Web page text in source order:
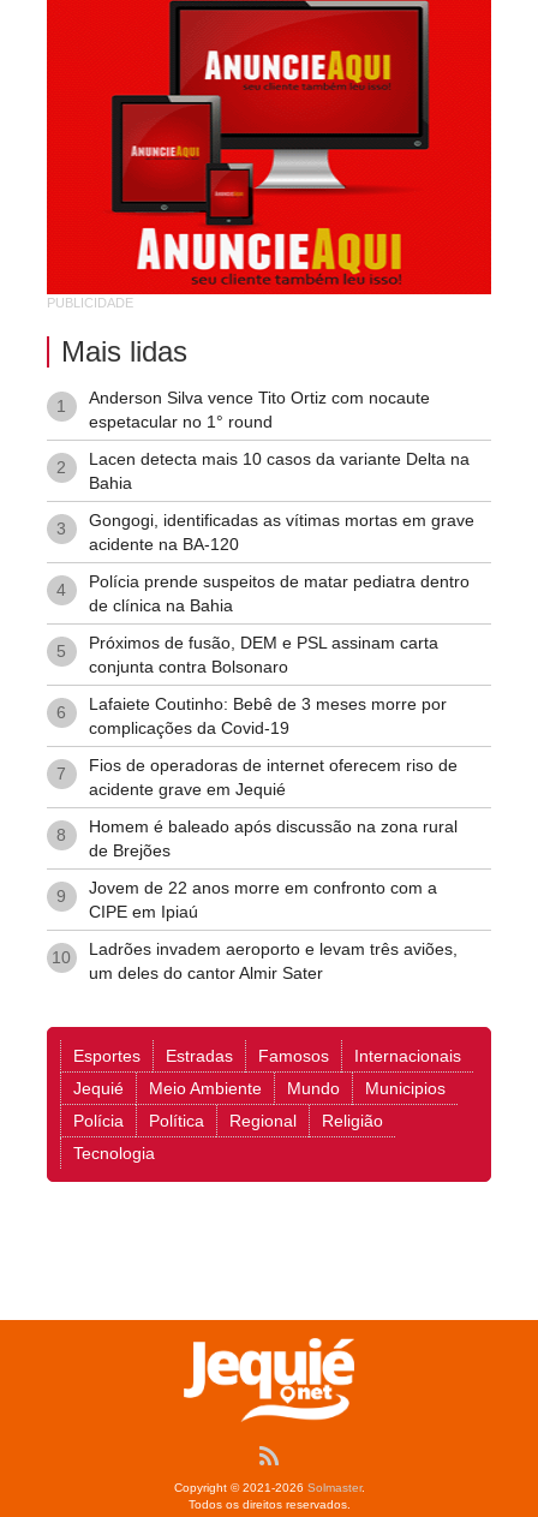
Pompilio Sampaio
São Judas Tadeu
Vila Rodoviária
PUBLICIDADE
Mais lidas
1
Anderson Silva vence Tito Ortiz com nocaute
espetacular no 1° round
2
Lacen detecta mais 10 casos da variante Delta na
Bahia
3
Gongogi, identificadas as vítimas mortas em grave
acidente na BA-120
4
Polícia prende suspeitos de matar pediatra dentro
de clínica na Bahia
5
Próximos de fusão, DEM e PSL assinam carta
conjunta contra Bolsonaro
6
Lafaiete Coutinho: Bebê de 3 meses morre por
complicações da Covid-19
7
Fios de operadoras de internet oferecem riso de
acidente grave em Jequié
8
Homem é baleado após discussão na zona rural
de Brejões
9
Jovem de 22 anos morre em confronto com a
CIPE em Ipiaú
10
Ladrões invadem aeroporto e levam três aviões,
um deles do cantor Almir Sater
Esportes Estradas Famosos
Internacionais
Jequié
Meio Ambiente Mundo
Municipios
Polícia
Política Regional
Religião
Tecnologia
Copyright © 2021-2026 Solmaster.
Todos os direitos reservados.